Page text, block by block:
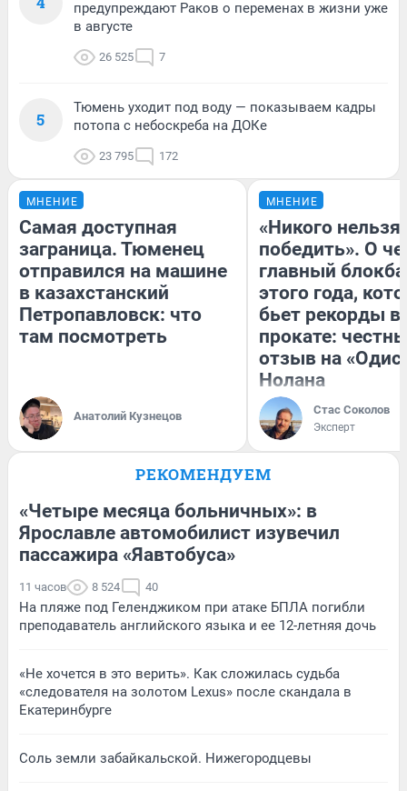
предупреждают Раков о переменах в жизни уже
в августе
26 525 7
5
Тюмень уходит под воду — показываем кадры
потопа с небоскреба на ДОКе
23 795 172
МНЕНИЕ
Самая доступная
заграница. Тюменец
отправился на машине
в казахстанский
Петропавловск: что
там посмотреть
Анатолий Кузнецов
МНЕНИЕ
«Никого нельзя
победить». О
главный
этого года,
бьет рекорды в
прокате:
отзыв на
Нолана
Стас Соколов
Эксперт
РЕКОМЕНДУЕМ
«Четыре месяца больничных»: в
Ярославле автомобилист изувечил
пассажира «Яавтобуса»
11 часов 8 524 40
На пляже под Геленджиком при атаке БПЛА погибли
преподаватель английского языка и ее 12-летняя дочь
«Не хочется в это верить». Как сложилась судьба
«следователя на золотом Lexus» после скандала в
Екатеринбурге
Соль земли забайкальской. Нижегородцевы